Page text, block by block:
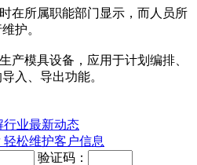
所属职能部门显示，而人员所
护。
模具设备，应用于计划编排、
入、导出功能。
行业最新动态
松维护客户信息
验证码：